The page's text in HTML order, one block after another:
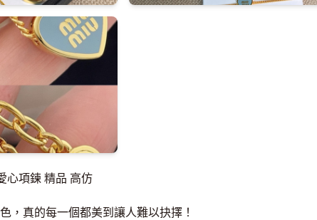
心項鍊 精品 高仿
，真的每一個都美到讓人難以抉擇！